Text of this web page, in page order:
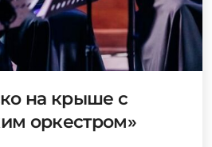
на крыше с
оркестром»